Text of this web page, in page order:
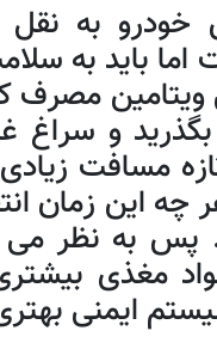
خودرو به
باید به
ویتامین
بگذرید و
مسافت
این زمان
پس به نظر می
مغذی
ایمنی